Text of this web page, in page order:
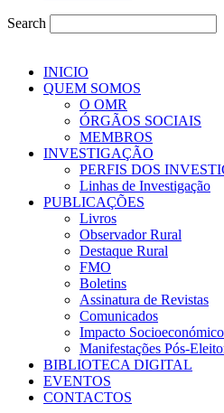
Search
INICIO
QUEM SOMOS
O OMR
ÓRGÃOS SOCIAIS
MEMBROS
INVESTIGAÇÃO
PERFIS DOS
Linhas de Investigação
PUBLICAÇÕES
Livros
Observador Rural
Destaque Rural
FMO
Boletins
Assinatura de Revistas
Comunicados
Impacto
Manifestações Pós-
BIBLIOTECA DIGITAL
EVENTOS
CONTACTOS